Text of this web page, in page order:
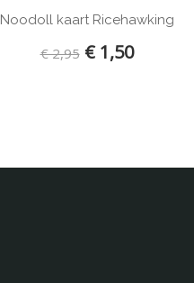
Noodoll kaart Ricehawking
€ 2,95€ 1,50